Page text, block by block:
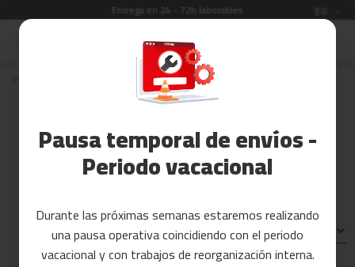
Pausa temporal de envíos -
Periodo vacacional
Durante las próximas semanas estaremos realizando
una pausa operativa coincidiendo con el periodo
vacacional y con trabajos de reorganización interna.
Entrega en 24 - 72h laborables
Yoga
regalo
Reacondicionados
bicicletas estaticas BEST-100
Recambios para bicicletas
estáticas BEST-100
Ordenar por: